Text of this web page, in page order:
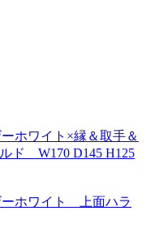
ホワイト×縁＆取手＆
ド W170 D145 H125
ホワイト 上面ハラ